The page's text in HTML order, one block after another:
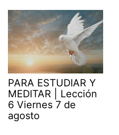
PARA ESTUDIAR Y
MEDITAR | Lección
6 Viernes 7 de
agosto